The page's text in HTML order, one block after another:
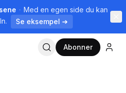
· Med en egen side du kan
Se eksempel ➔
Abonner